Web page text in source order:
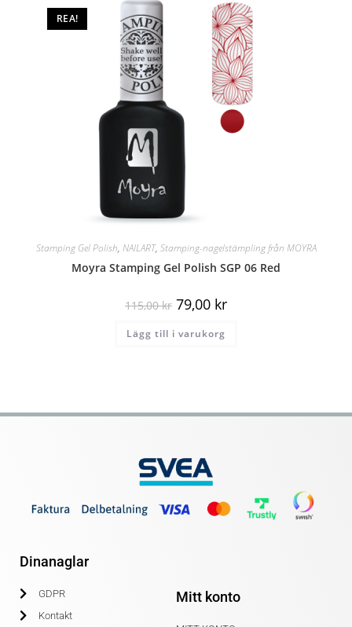
REA!
Stamping Gel Polish, NAILART, Stamping-nagelstämpling från MOYRA
Moyra Stamping Gel Polish SGP 06 Red
115,00kr 79,00 kr
Lägg till i varukorg
Dinanaglar
GDPR
Kontakt
Mitt konto